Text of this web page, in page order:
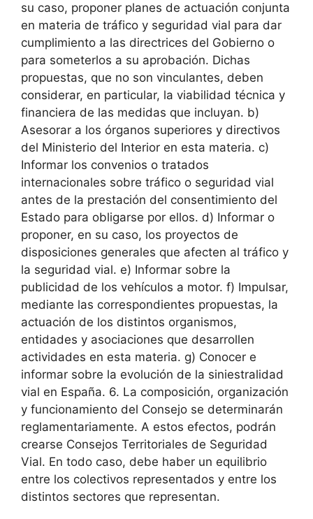
su caso, proponer planes de actuación conjunta
en materia de tráfico y seguridad vial para dar
cumplimiento a las directrices del Gobierno o
para someterlos a su aprobación. Dichas
propuestas, que no son vinculantes, deben
considerar, en particular, la viabilidad técnica y
financiera de las medidas que incluyan. b)
Asesorar a los órganos superiores y directivos
del Ministerio del Interior en esta materia. c)
Informar los convenios o tratados
internacionales sobre tráfico o seguridad vial
antes de la prestación del consentimiento del
Estado para obligarse por ellos. d) Informar o
proponer, en su caso, los proyectos de
disposiciones generales que afecten al tráfico y
la seguridad vial. e) Informar sobre la
publicidad de los vehículos a motor. f) Impulsar,
mediante las correspondientes propuestas, la
actuación de los distintos organismos,
entidades y asociaciones que desarrollen
actividades en esta materia. g) Conocer e
informar sobre la evolución de la siniestralidad
vial en España. 6. La composición, organización
y funcionamiento del Consejo se determinarán
reglamentariamente. A estos efectos, podrán
crearse Consejos Territoriales de Seguridad
Vial. En todo caso, debe haber un equilibrio
entre los colectivos representados y entre los
distintos sectores que representan.